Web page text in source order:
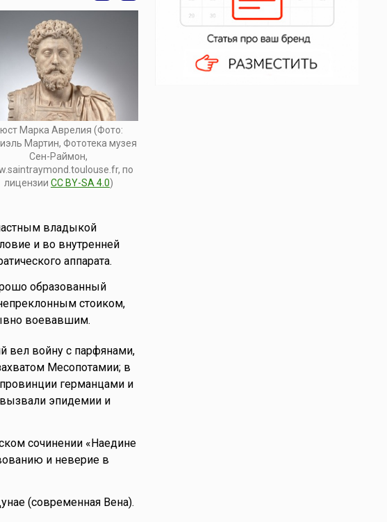
Марка Аврелия (Фото:
Мартин, Фототека музея
Сен-Раймон,
по
лицензии CC BY-SA 4.0)
владыкой
и во внутренней
аппарата.
образованный
стоиком,
воевавшим.
вел войну с парфянами,
Месопотамии; в
германцами и
эпидемии и
сочинении «Наедине
и неверие в
(современная Вена).